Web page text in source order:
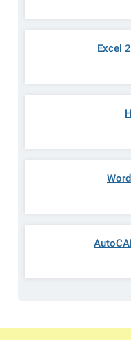
כלים לייעול תהליכי
בתחום
קראו גם על